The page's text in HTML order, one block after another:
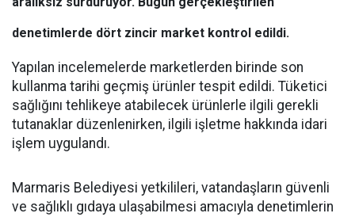
denetimlerde dört zincir market kontrol edildi.
Yapılan incelemelerde marketlerden birinde son
kullanma tarihi geçmiş ürünler tespit edildi. Tüketici
sağlığını tehlikeye atabilecek ürünlerle ilgili gerekli
tutanaklar düzenlenirken, ilgili işletme hakkında idari
işlem uygulandı.
Marmaris Belediyesi yetkilileri, vatandaşların güvenli
ve sağlıklı gıdaya ulaşabilmesi amacıyla denetimlerin